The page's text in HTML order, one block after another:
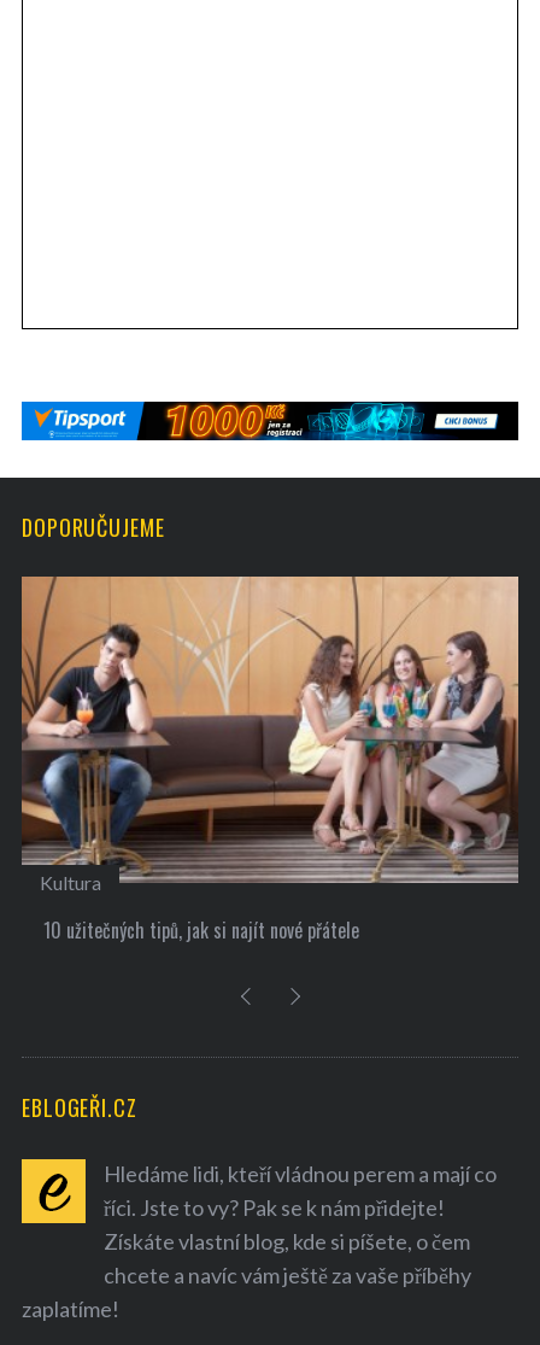
DOPORUČUJEME
Kultura
10 užitečných tipů, jak si najít nové přátele
EBLOGEŘI.CZ
Hledáme lidi, kteří vládnou perem a mají co
říci. Jste to vy? Pak se k nám přidejte!
Získáte vlastní blog, kde si píšete, o čem
chcete a navíc vám ještě za vaše příběhy
zaplatíme!